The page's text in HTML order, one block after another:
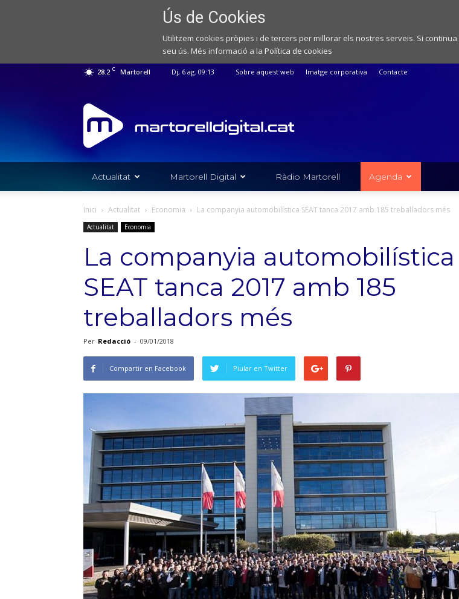
Ús de Cookies
Utilitzem cookies pròpies i de tercers per millorar els nostres serveis. Si
seu ús. Més informació a la Política de cookies
28.2 C Martorell Dj, 6 ag. 09:13 Sobre aquest web Imatge corporativa Contacte
Web
de
notícies
de
l'Ajuntament
Martorell
Actualitat Martorell Digital Ràdio Martorell Agenda
Inici Actualitat Economia La companyia automobilística SEAT tanca 2017 amb 185 treballadors més
Actualitat Economia
La companyia automobilística
SEAT tanca 2017 amb 185
treballadors més
Per Redacció - 09/01/2018
Compartir en Facebook Piular en Twitter